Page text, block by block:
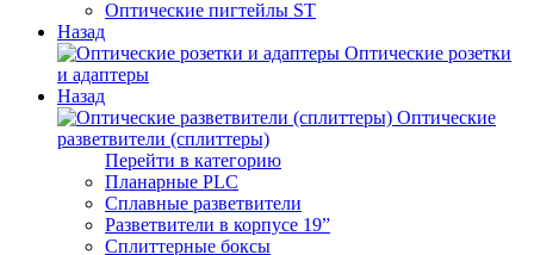
Оптические пигтейлы ST
Назад
Оптические розетки
и адаптеры
Назад
Оптические
разветвители (сплиттеры)
Перейти в категорию
Планарные PLC
Сплавные разветвители
Разветвители в корпусе 19”
Сплиттерные боксы